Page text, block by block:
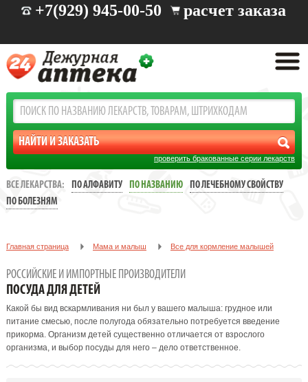
+7(929) 945-00-50 расчет заказа
проверить бракованные серии лекарств
ВСЕ ЛЕКАРСТВА: ПО АЛФАВИТУ ПО НАЗВАНИЮ
ПО ЛЕЧЕБНОМУ СВОЙСТВУ
ПО БОЛЕЗНЯМ
Главная страница Мама и малыш Все для кормление малышей
РОССИЙСКИЕ И ИМПОРТНЫЕ ПРОИЗВОДИТЕЛИ
ПОСУДА ДЛЯ ДЕТЕЙ
Какой бы вид вскармливания ни был у вашего малыша: грудное или
питание смесью, после полугода обязательно потребуется введение
прикорма. Организм детей существенно отличается от взрослого
организма, и выбор посуды для него – дело ответственное.